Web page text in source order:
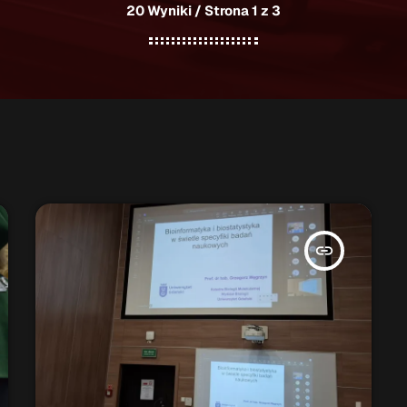
20 Wyniki / Strona 1 z 3
insert_link